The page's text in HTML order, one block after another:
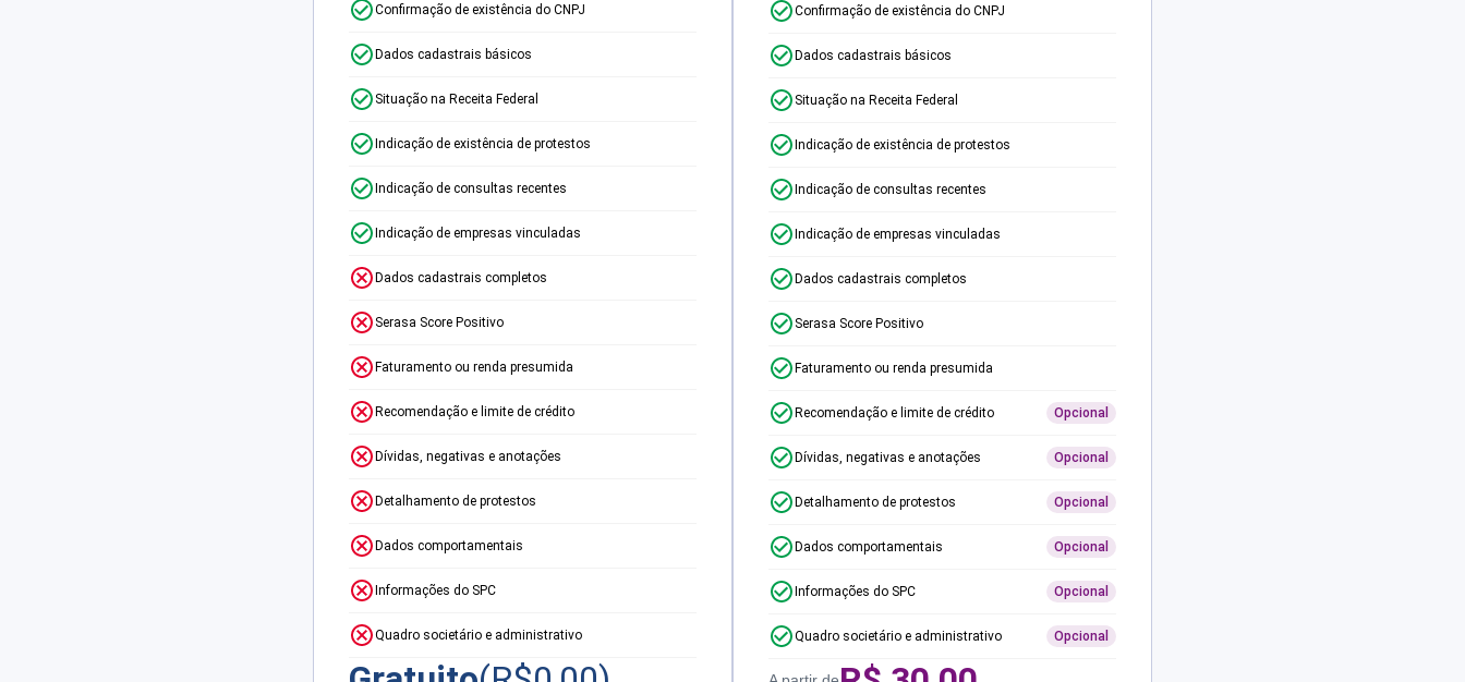
Confirmação de existência do CNPJ
Dados cadastrais básicos
Situação na Receita Federal
Indicação de existência de protestos
Indicação de consultas recentes
Indicação de empresas vinculadas
Dados cadastrais completos
Serasa Score Positivo
Faturamento ou renda presumida
Recomendação e limite de crédito
Dívidas, negativas e anotações
Detalhamento de protestos
Dados comportamentais
Informações do SPC
Quadro societário e administrativo
Confirmação de existência do CNPJ
Dados cadastrais básicos
Situação na Receita Federal
Indicação de existência de protestos
Indicação de consultas recentes
Indicação de empresas vinculadas
Dados cadastrais completos
Serasa Score Positivo
Faturamento ou renda presumida
Recomendação e limite de crédito Opcional
Dívidas, negativas e anotações Opcional
Detalhamento de protestos Opcional
Dados comportamentais Opcional
Informações do SPC Opcional
Quadro societário e administrativo Opcional